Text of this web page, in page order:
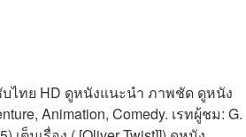
บไทย HD ดูหนังแนะนำ ภาพชัด ดูหนัง
Animation, Comedy. เรทผู้ชม: G.